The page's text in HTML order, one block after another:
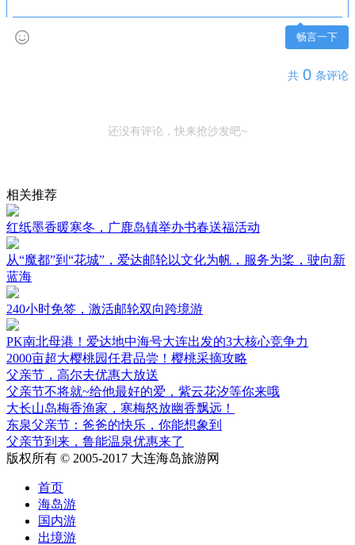
畅言一下
共 0 条评论
还没有评论，快来抢沙发吧~
相关推荐
红纸墨香暖寒冬，广鹿岛镇举办书春送福活动
从“魔都”到“花城”，爱达邮轮以文化为帆，服务为桨，驶向新
蓝海
240小时免签，激活邮轮双向跨境游
PK南北母港！爱达地中海号大连出发的3大核心竞争力
2000亩超大樱桃园任君品尝！樱桃采摘攻略
父亲节，高尔夫优惠大放送
父亲节不将就~给他最好的爱，紫云花汐等你来哦
大长山岛梅香渔家，寒梅怒放幽香飘远！
东泉父亲节：爸爸的快乐，你能想象到
父亲节到来，鲁能温泉优惠来了
版权所有 © 2005-2017 大连海岛旅游网
首页
海岛游
国内游
出境游